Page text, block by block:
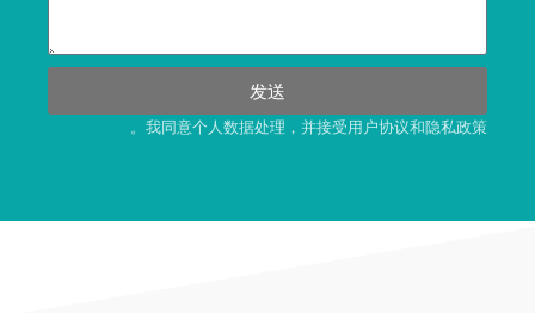
发送
我同意个人数据处理，并接受用户协议和隐私政策。